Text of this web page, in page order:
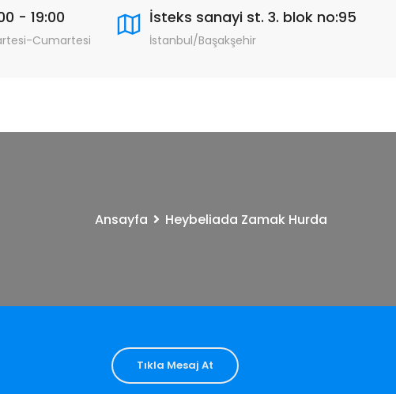
- 19:00
Cumartesi
İsteks sanayi st. 3. blok no:95
İstanbul/Başakşehir
Ansayfa Heybeliada Zamak Hurda
Tıkla Mesaj At